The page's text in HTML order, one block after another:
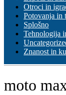
Otroci in
Potovanja in
Splošno
Tehnologija
Znanost in
moto